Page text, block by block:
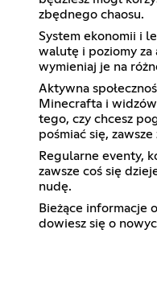
zbędnego chaosu.
System ekonomii i
walutę i poziomy za
wymieniaj je na
Aktywna
Minecrafta i
tego, czy chcesz
pośmiać się,
Regularne eventy,
zawsze coś się
nudę.
Bieżące informacje
dowiesz się o